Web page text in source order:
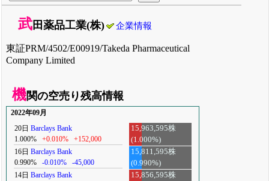
武田薬品工業(株) 企業情報
東証PRM/4502/E00919/Takeda Pharmaceutical
Company Limited
機関の空売り残高情報
2022年09月
20日 Barclays Bank
1.000%
+0.010% +152,000
15,963,595株
(1.000%)
16日 Barclays Bank
0.990%
-0.010% -45,000
15,811,595株
(0.990%)
14日 Barclays Bank
15,856,595株